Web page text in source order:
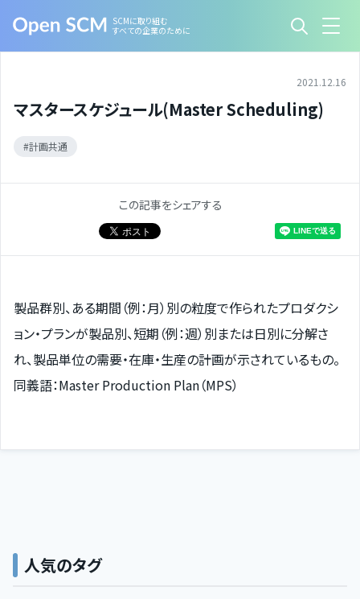
SCMに取り組む
すべての企業のために
2021.12.16
マスタースケジュール(Master Scheduling)
計画共通
この記事をシェアする
製品群別、ある期間（例：月）別の粒度で作られたプロダクシ
ョン・プランが製品別、短期（例：週）別または日別に分解さ
れ、製品単位の需要・在庫・生産の計画が示されているもの。
同義語：Master Production Plan（MPS）
人気のタグ